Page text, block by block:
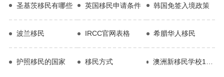
圣基茨移民有哪些 英国移民申请条件 韩国免签入境政策
波兰移民 IRCC官网表格 希腊华人移民
护照移民的国家 移民方式 澳洲新移民学校10大排名